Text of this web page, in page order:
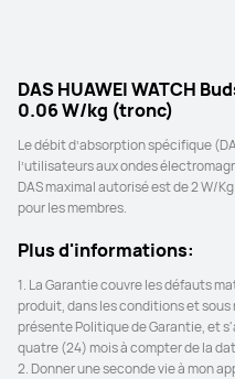
DAS HUAWEI WATCH
0.06 W/kg (tronc)
Le débit d’absorption spécifique
l’utilisateurs aux ondes
DAS maximal autorisé est de 2 W/
pour les membres.
Plus d'informations:
1. La Garantie couvre les défauts
produit, dans les conditions et
présente Politique de Garantie, et
quatre (24) mois à compter de la
2. Donner une seconde vie à mon